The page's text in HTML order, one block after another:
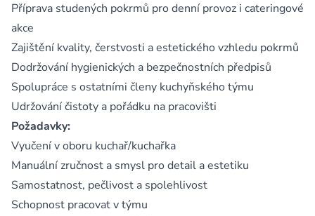
Příprava studených pokrmů pro denní provoz i cateringové
akce
Zajištění kvality, čerstvosti a estetického vzhledu pokrmů
Dodržování hygienických a bezpečnostních předpisů
Spolupráce s ostatními členy kuchyňského týmu
Udržování čistoty a pořádku na pracovišti
Požadavky:
Vyučení v oboru kuchař/kuchařka
Manuální zručnost a smysl pro detail a estetiku
Samostatnost, pečlivost a spolehlivost
Schopnost pracovat v týmu